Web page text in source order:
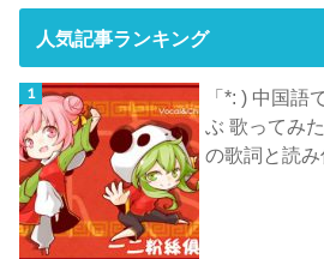
人気記事ランキング
「*: ) 中国語
ぶ 歌ってみ
の歌詞と読み